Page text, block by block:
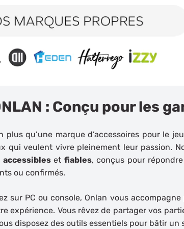
: Conçu pour les
plus qu’une marque d’accessoires pour le
qui veulent vivre pleinement leur passion.
accessibleset fiables, conçus pour
ou confirmés.
sur PC ouconsole, Onlan vous
expérience. Vous rêvez de partager vos
disposez des outils essentiels pour bâtir un